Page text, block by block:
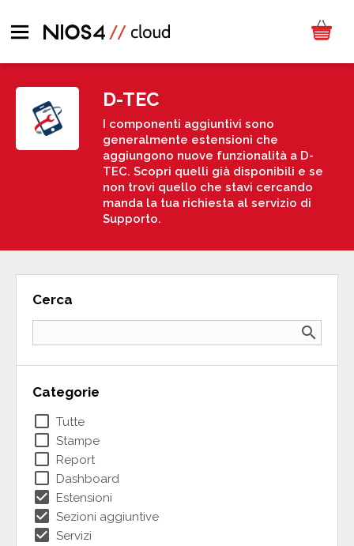
D-TEC
I componenti aggiuntivi sono
generalmente estensioni che
aggiungono nuove funzionalità a D-
TEC. Scopri quelli già disponibili e se
non trovi quello che stavi cercando
manda la tua richiesta al servizio di
Supporto.
Cerca
search
Categorie
check_box_outline_blank Tutte
check_box_outline_blank Stampe
check_box_outline_blank Report
check_box_outline_blank Dashboard
check_box Estensioni
check_box Sezioni aggiuntive
check_box Servizi